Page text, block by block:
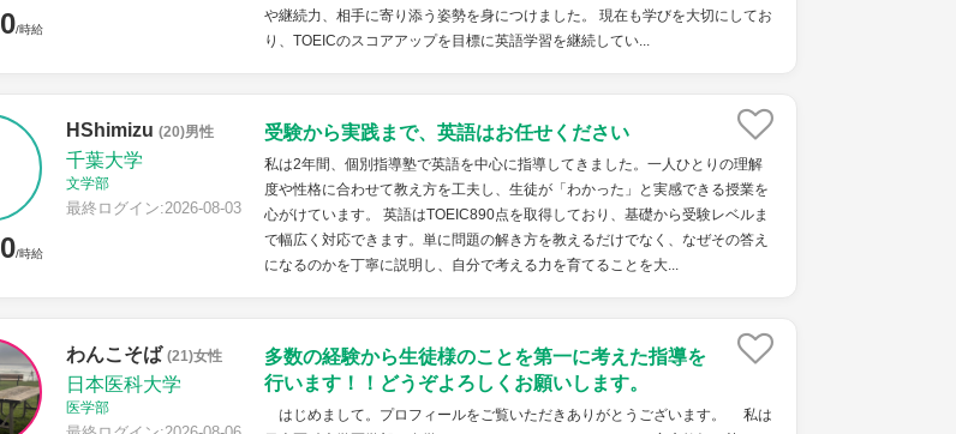
/時給
や継続力、相手に寄り添う姿勢を身につけました。 現在も学びを大切にしてお
り、TOEICのスコアアップを目標に英語学習を継続してい...
/時給
HShimizu (20)男性
千葉大学
文学部
最終ログイン:2026-08-03
受験から実践まで、英語はお任せください
私は2年間、個別指導塾で英語を中心に指導してきました。一人ひとりの理解
度や性格に合わせて教え方を工夫し、生徒が「わかった」と実感できる授業を
心がけています。 英語はTOEIC890点を取得しており、基礎から受験レベルま
で幅広く対応できます。単に問題の解き方を教えるだけでなく、なぜその答え
になるのかを丁寧に説明し、自分で考える力を育てることを大...
わんこそば (21)女性
日本医科大学
医学部
多数の経験から生徒様のことを第一に考えた指導を
行います！！どうぞよろしくお願いします。
はじめまして。プロフィールをご覧いただきありがとうございます。 私は